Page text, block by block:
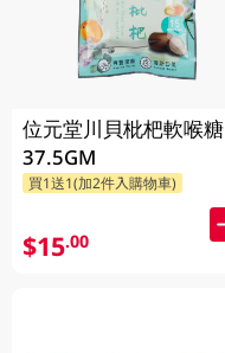
位元堂川貝枇杷軟喉糖
37.5GM
買1送1(加2件入購物車)
$15.00